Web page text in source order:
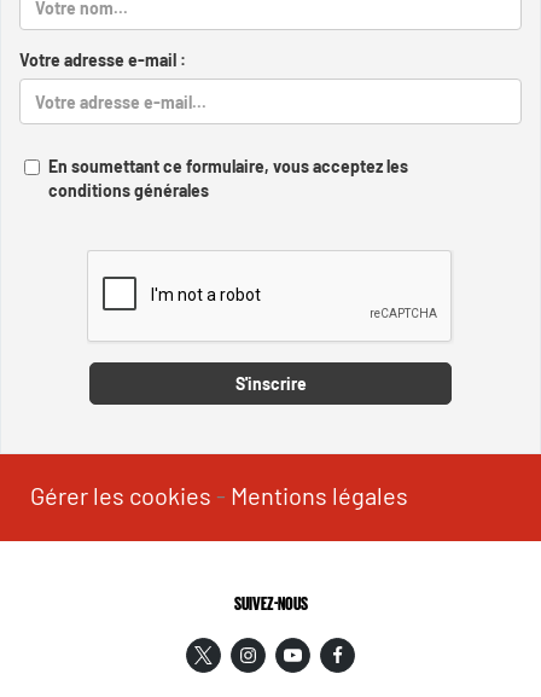
Votre adresse e-mail :
En soumettant ce formulaire, vous acceptez les
conditions générales
S'inscrire
Gérer les cookies - Mentions légales
SUIVEZ-NOUS